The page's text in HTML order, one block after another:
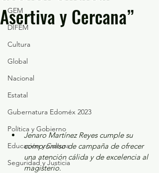
GEM
DIFEM
Cultura
Global
Nacional
Estatal
Gubernatura Edoméx 2023
Política y Gobierno
Educación y Cultura
Seguridad y Justicia
Asertiva y Cercana”
Jenaro Martínez Reyes cumple su
compromiso de campaña de ofrecer
una atención cálida y de excelencia al
magisterio.